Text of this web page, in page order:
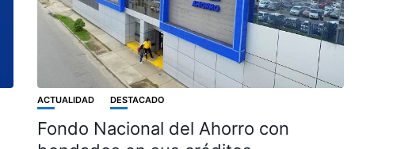
ACTUALIDAD DESTACADO
Fondo Nacional del Ahorro con